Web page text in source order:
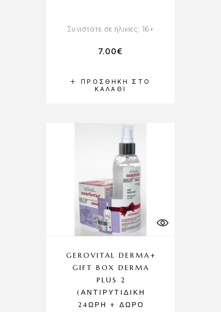
ΠΡΟΣΘΉΚΗ ΣΤΟ
ΚΑΛΆΘΙ
Συνιστάτε σε ηλικίες: 16+
7.00€
GEROVITAL DERMA+
GIFT BOX DERMA
PLUS 2
(ΑΝΤΙΡΥΤΙΔΙΚΉ
24ΩΡΗ + ΔΩΡΟ